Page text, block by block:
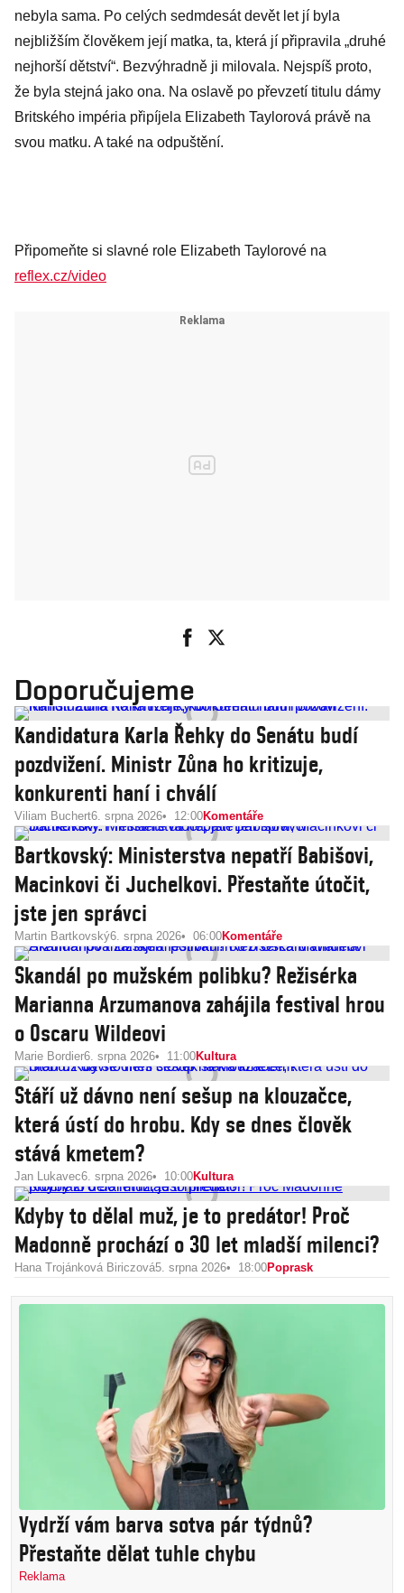
nebyla sama. Po celých sedmdesát devět let jí byla
nejbližším člověkem její matka, ta, která jí připravila „druhé
nejhorší dětství“. Bezvýhradně ji milovala. Nejspíš proto,
že byla stejná jako ona. Na oslavě po převzetí titulu dámy
Britského impéria připíjela Elizabeth Taylorová právě na
svou matku. A také na odpuštění.
Připomeňte si slavné role Elizabeth Taylorové na
reflex.cz/video
Doporučujeme
Kandidatura Karla Řehky do Senátu budí
pozdvižení. Ministr Zůna ho kritizuje,
konkurenti haní i chválí
Viliam Buchert6. srpna 2026 12:00Komentáře
Bartkovský: Ministerstva nepatří Babišovi,
Macinkovi či Juchelkovi. Přestaňte útočit,
jste jen správci
Martin Bartkovský6. srpna 2026 06:00Komentáře
Skandál po mužském polibku? Režisérka
Marianna Arzumanova zahájila festival hrou
o Oscaru Wildeovi
Marie Bordier6. srpna 2026 11:00Kultura
Stáří už dávno není sešup na klouzačce,
která ústí do hrobu. Kdy se dnes člověk
stává kmetem?
Jan Lukavec6. srpna 2026 10:00Kultura
Kdyby to dělal muž, je to predátor! Proč
Madonně prochází o 30 let mladší milenci?
Hana Trojánková Biriczová5. srpna 2026 18:00Poprask
Vydrží vám barva sotva pár týdnů?
Přestaňte dělat tuhle chybu
Reklama